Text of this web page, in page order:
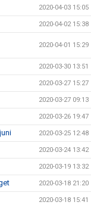
2020-04-03 15:05
2020-04-02 15:38
2020-04-01 15:29
2020-03-30 13:51
2020-03-27 15:27
2020-03-27 09:13
2020-03-26 19:47
2020-03-25 12:48
2020-03-24 13:42
2020-03-19 13:32
2020-03-18 21:20
2020-03-18 15:41